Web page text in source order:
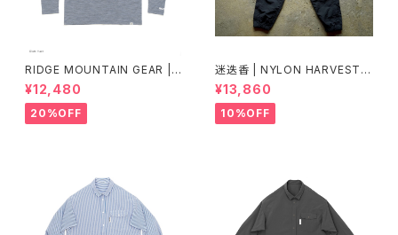
RIDGE MOUNTAIN GEAR |
Merino Basic Long Sleeve
Tee "Micro Border"
¥12,480
20%OFF
迷迭香 | NYLON HARVEST T
RAINER Ver.2025 Lot.3
¥13,860
10%OFF